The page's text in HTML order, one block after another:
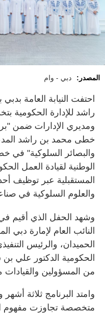
المصدر: دبي - وام
احتفت النيابة العامة
ومديري الإدارات ضمن
خطى محمد بن راشد
والبصائر السلوكية" في
الوطنية لقيادة العمل
المستقبلية عبر توظيف
والعلوم السلوكية في
وشهد الحفل الذي أقيم في
النائب العام لإمارة
الحميدان، والرئيس
الحكومية الدكتور علي
من المسؤولين والقيادات
وامتد البرنامج ثلاثة
متخصصة تجاوزت مفهوم